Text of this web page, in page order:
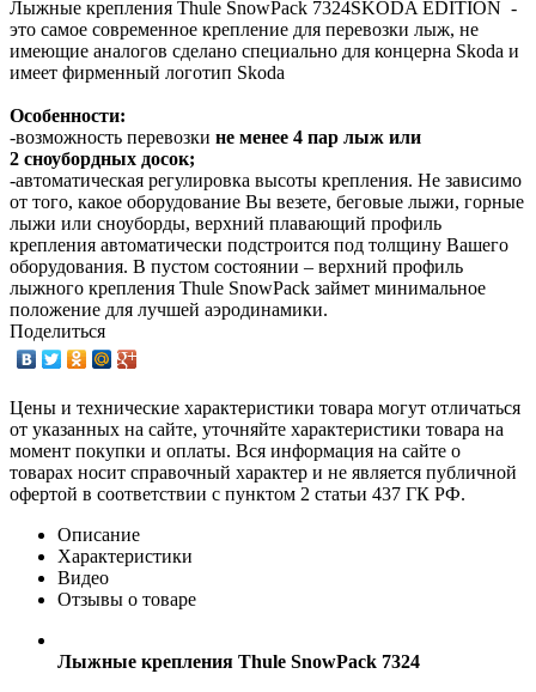
Лыжные крепления Thule SnowPack 7324SKODA EDITION -
это самое современное крепление для перевозки лыж, не
имеющие аналогов сделано специально для концерна Skoda и
имеет фирменный логотип Skoda
Особенности:
-возможность перевозки не менее 4 пар лыж или
2 сноубордных досок;
-автоматическая регулировка высоты крепления. Не зависимо
от того, какое оборудование Вы везете, беговые лыжи, горные
лыжи или сноуборды, верхний плавающий профиль
крепления автоматически подстроится под толщину Вашего
оборудования. В пустом состоянии – верхний профиль
лыжного крепления Thule SnowPack займет минимальное
положение для лучшей аэродинамики.
Поделиться
Цены и технические характеристики товара могут отличаться
от указанных на сайте, уточняйте характеристики товара на
момент покупки и оплаты. Вся информация на сайте о
товарах носит справочный характер и не является публичной
офертой в соответствии с пунктом 2 статьи 437 ГК РФ.
Описание
Характеристики
Видео
Отзывы о товаре
Лыжные крепления Thule SnowPack 7324